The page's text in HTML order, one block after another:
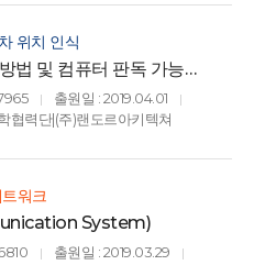
위치 인식
법 및 컴퓨터 판독 가능한
AMD METHOD FOR
AND
RECORDING
| 출원일 : 2019.04.01 |
협력단|(주)랜도르아키텍쳐
워크
System)
| 출원일 : 2019.03.29 |